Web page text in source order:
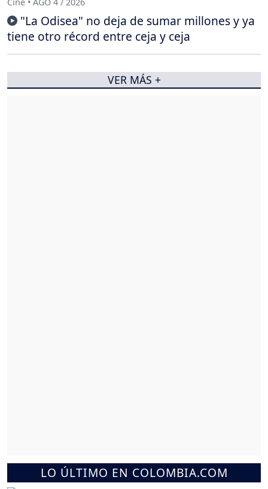
LO ÚLTIMO EN COLOMBIA.COM
"La Odisea" no deja de sumar millones y ya
tiene otro récord entre ceja y ceja
VER MÁS +